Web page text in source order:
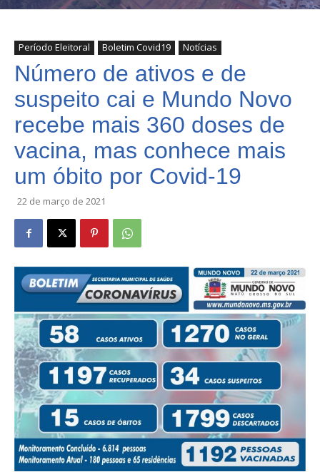
Período Eleitoral Boletim Covid19 Notícias
Número de ativos e de
suspeito cai e Mundo Novo
recebe mais 360 doses de
vacina, mas conhece mais
um óbito por Covid-19
22 de março de 2021